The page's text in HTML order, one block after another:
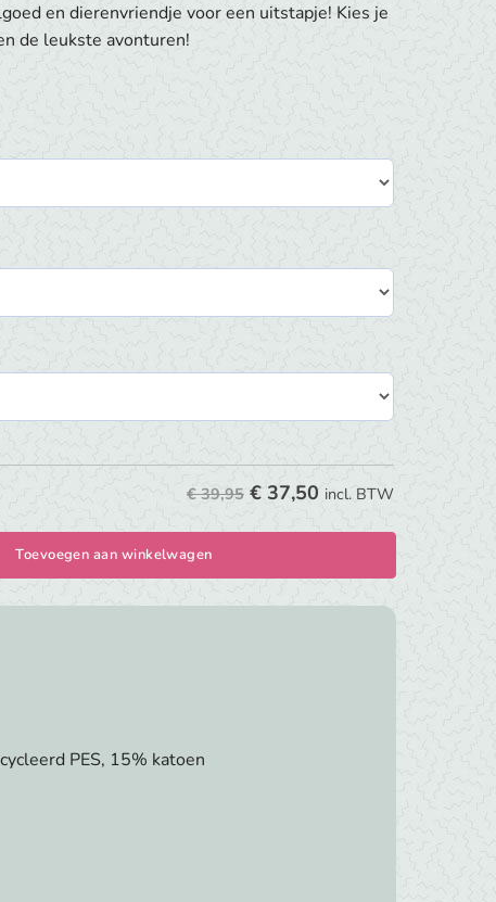
en dierenvriendje voor een uitstapje! Kies je
de leukste avonturen!
€ 39,95 € 37,50 incl. BTW
Toevoegen aan winkelwagen
PES, 15% katoen